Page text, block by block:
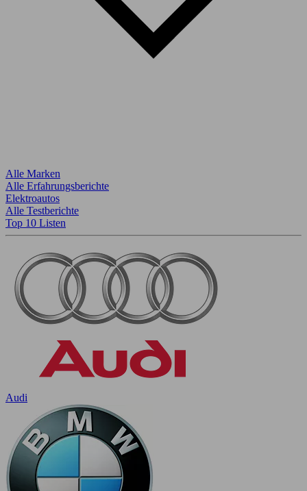
Alle Marken
Alle Erfahrungsberichte
Elektroautos
Alle Testberichte
Top 10 Listen
Audi